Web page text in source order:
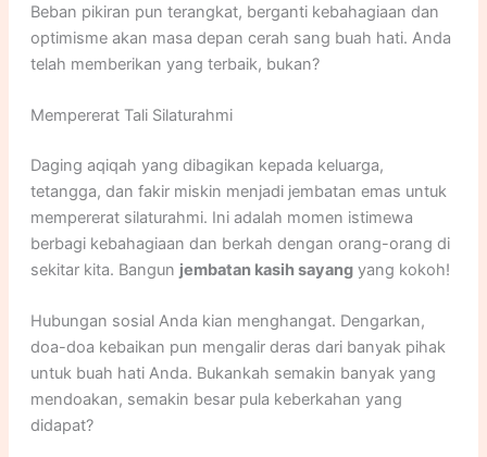
Beban pikiran pun terangkat, berganti kebahagiaan dan
optimisme akan masa depan cerah sang buah hati. Anda
telah memberikan yang terbaik, bukan?
Mempererat Tali Silaturahmi
Daging aqiqah yang dibagikan kepada keluarga,
tetangga, dan fakir miskin menjadi jembatan emas untuk
mempererat silaturahmi. Ini adalah momen istimewa
berbagi kebahagiaan dan berkah dengan orang-orang di
sekitar kita. Bangun jembatan kasih sayangyang kokoh!
Hubungan sosial Anda kian menghangat. Dengarkan,
doa-doa kebaikan pun mengalir deras dari banyak pihak
untuk buah hati Anda. Bukankah semakin banyak yang
mendoakan, semakin besar pula keberkahan yang
didapat?